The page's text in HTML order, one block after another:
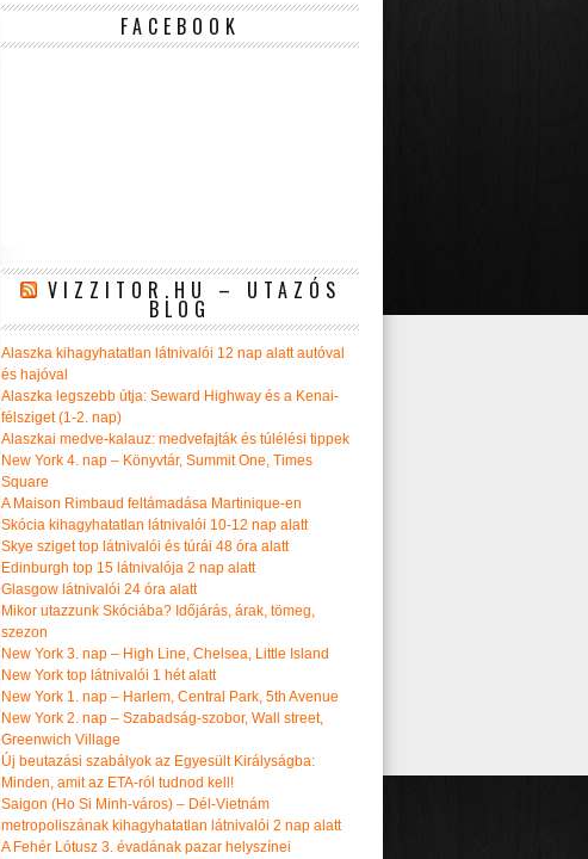
FACEBOOK
VIZZITOR.HU – UTAZÓS
BLOG
Alaszka kihagyhatatlan látnivalói 12 nap alatt autóval
és hajóval
Alaszka legszebb útja: Seward Highway és a Kenai-
félsziget (1-2. nap)
Alaszkai medve-kalauz: medvefajták és túlélési tippek
New York 4. nap – Könyvtár, Summit One, Times
Square
A Maison Rimbaud feltámadása Martinique-en
Skócia kihagyhatatlan látnivalói 10-12 nap alatt
Skye sziget top látnivalói és túrái 48 óra alatt
Edinburgh top 15 látnivalója 2 nap alatt
Glasgow látnivalói 24 óra alatt
Mikor utazzunk Skóciába? Időjárás, árak, tömeg,
szezon
New York 3. nap – High Line, Chelsea, Little Island
New York top látnivalói 1 hét alatt
New York 1. nap – Harlem, Central Park, 5th Avenue
New York 2. nap – Szabadság-szobor, Wall street,
Greenwich Village
Új beutazási szabályok az Egyesült Királyságba:
Minden, amit az ETA-ról tudnod kell!
Saigon (Ho Si Minh-város) – Dél-Vietnám
metropoliszának kihagyhatatlan látnivalói 2 nap alatt
A Fehér Lótusz 3. évadának pazar helyszínei